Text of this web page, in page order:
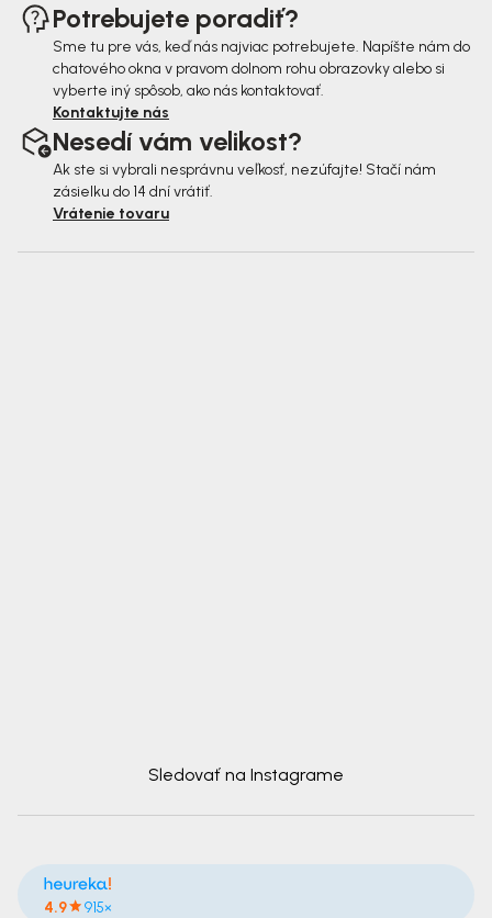
Potrebujete poradiť?
Sme tu pre vás, keď nás najviac potrebujete. Napíšte nám do
chatového okna v pravom dolnom rohu obrazovky alebo si
vyberte iný spôsob, ako nás kontaktovať.
Kontaktujte nás
Nesedí vám velikost?
Ak ste si vybrali nesprávnu veľkosť, nezúfajte! Stačí nám
zásielku do 14 dní vrátiť.
Vrátenie tovaru
Sledovať na Instagrame
4.9 915×